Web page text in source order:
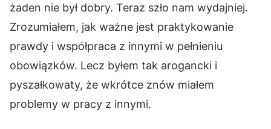
żaden nie był dobry. Teraz szło nam wydajniej.
Zrozumiałem, jak ważne jest praktykowanie
prawdy i współpraca z innymi w pełnieniu
obowiązków. Lecz byłem tak arogancki i
pyszałkowaty, że wkrótce znów miałem
problemy w pracy z innymi.